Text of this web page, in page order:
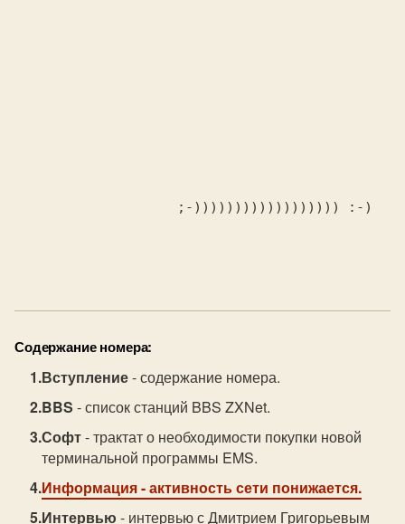
Содержание номера:
Вступление- содержание номера.
BBS - список станций BBS ZXNet.
Софт- трактат о необходимости покупки новой
терминальной программы EMS.
Информация- активность сети понижается.
Интервью - интервью с Дмитрием Григорьевым